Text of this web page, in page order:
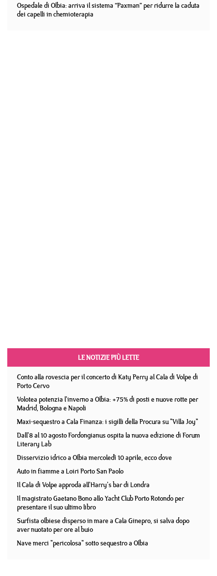
Ospedale di Olbia: arriva il sistema “Paxman” per ridurre la caduta
dei capelli in chemioterapia
LE NOTIZIE PIÙ LETTE
Conto alla rovescia per il concerto di Katy Perry al Cala di Volpe di
Porto Cervo
Volotea potenzia l'inverno a Olbia: +75% di posti e nuove rotte per
Madrid, Bologna e Napoli
Maxi-sequestro a Cala Finanza: i sigilli della Procura su "Villa Joy"
Dall'8 al 10 agosto Fordongianus ospita la nuova edizione di Forum
Literary Lab
Disservizio idrico a Olbia mercoledì 10 aprile, ecco dove
Auto in fiamme a Loiri Porto San Paolo
Il Cala di Volpe approda all'Harry's bar di Londra
Il magistrato Gaetano Bono allo Yacht Club Porto Rotondo per
presentare il suo ultimo libro
Surfista olbiese disperso in mare a Cala Ginepro, si salva dopo
aver nuotato per ore al buio
Nave merci "pericolosa" sotto sequestro a Olbia